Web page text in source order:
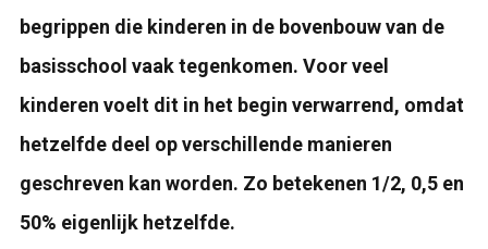
begrippen die kinderen in de bovenbouw van de
basisschool vaak tegenkomen. Voor veel
kinderen voelt dit in het begin verwarrend, omdat
hetzelfde deel op verschillende manieren
geschreven kan worden. Zo betekenen 1/2, 0,5 en
50% eigenlijk hetzelfde.